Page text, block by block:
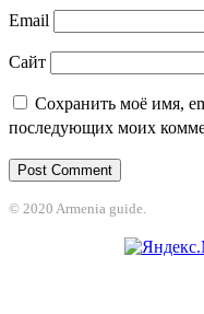
Email
Сайт
Сохранить моё имя,
последующих моих
© 2020 Armenia guide.